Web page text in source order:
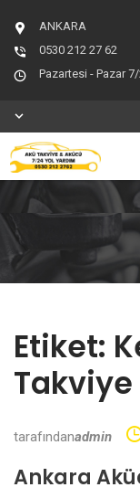
ANKARA
0530 212 27 62
Pazartesi - Pazar
Etiket:
tarafındanadmin
Ankara